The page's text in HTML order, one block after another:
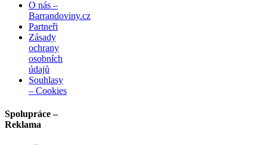
O nás –
Barrandoviny.cz
Partneři
Zásady
ochrany
osobních
údajů
Souhlasy
– Cookies
Spolupráce –
Reklama